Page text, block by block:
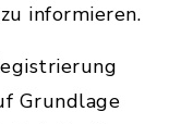
informieren.
Grundlage